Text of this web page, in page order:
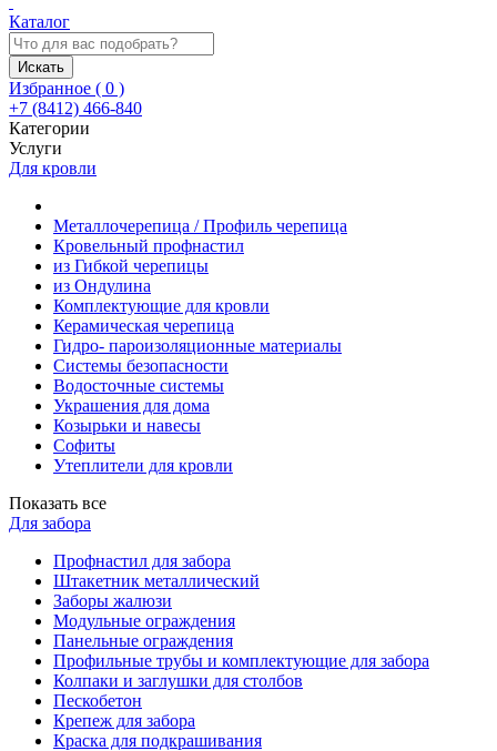
Каталог
Искать
Избранное ( 0 )
+7 (8412) 466-840
Категории
Услуги
Для кровли
Металлочерепица / Профиль черепица
Кровельный профнастил
из Гибкой черепицы
из Ондулина
Комплектующие для кровли
Керамическая черепица
Гидро- пароизоляционные материалы
Системы безопасности
Водосточные системы
Украшения для дома
Козырьки и навесы
Софиты
Утеплители для кровли
Показать все
Для забора
Профнастил для забора
Штакетник металлический
Заборы жалюзи
Модульные ограждения
Панельные ограждения
Профильные трубы и комплектующие для забора
Колпаки и заглушки для столбов
Пескобетон
Крепеж для забора
Краска для подкрашивания